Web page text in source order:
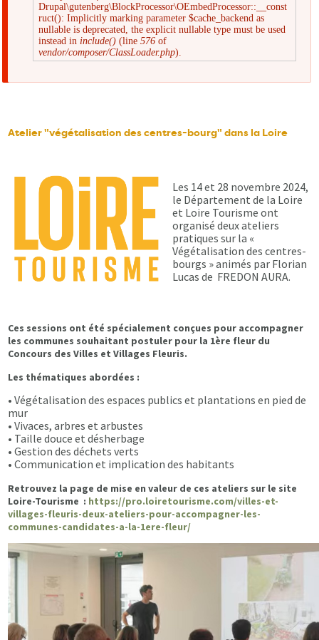
Message
d'erreur
Drupal\gutenberg\BlockProcessor\OEmbedProcessor::__const
ruct(): Implicitly marking parameter $cache_backend as
nullable is deprecated, the explicit nullable type must be used
instead in include() (line576 of
vendor/composer/ClassLoader.php).
Atelier "végétalisation des centres-bourg" dans la Loire
Les 14 et 28 novembre 2024,
le Département de la Loire
et Loire Tourisme ont
organisé deux ateliers
pratiques sur la «
Végétalisation des centres-
bourgs » animés par Florian
Lucas de FREDON AURA.
Ces sessions ont été spécialement conçues pour accompagner
les communes souhaitant postuler pour la 1ère fleur du
Concours des Villes et Villages Fleuris.
Les thématiques abordées :
• Végétalisation des espaces publics et plantations en pied de
mur
• Vivaces, arbres et arbustes
• Taille douce et désherbage
• Gestion des déchets verts
• Communication et implication des habitants
Retrouvez la page de mise en valeur de ces ateliers sur le site
Loire-Tourisme : https://pro.loiretourisme.com/villes-et-
villages-fleuris-deux-ateliers-pour-accompagner-les-
communes-candidates-a-la-1ere-fleur/